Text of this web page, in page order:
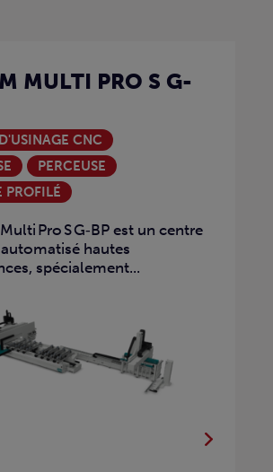
MULTI PRO S G-
CNC
PERCEUSE
PROFILÉ
Pro S G‑BP est un centre
automatisé hautes
spécialement...